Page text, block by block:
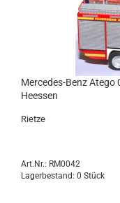
Mercedes-​​Benz
Hees­sen
Riet­ze
Art.Nr.: RM0042
Lagerbestand: 0 Stück